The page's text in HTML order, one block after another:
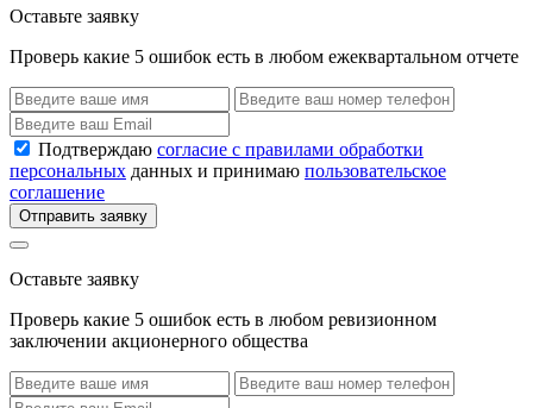
Оставьте заявку
Проверь какие 5 ошибок есть в любом ежеквартальном отчете
Подтверждаю согласие с правилами обработки
персональных данных и принимаю пользовательское
соглашение
Отправить заявку
Оставьте заявку
Проверь какие 5 ошибок есть в любом ревизионном
заключении акционерного общества